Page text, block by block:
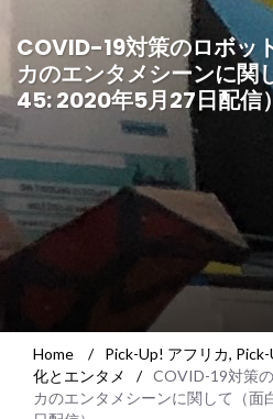
COVID-19対策のロボッ
カのエンタメシーンに関
45: 2020年5月27日配信
Home / Pick-Up! アフリカ,
化とエンタメ
/ COVID-19対策
カのエンタメシーンに関して（面